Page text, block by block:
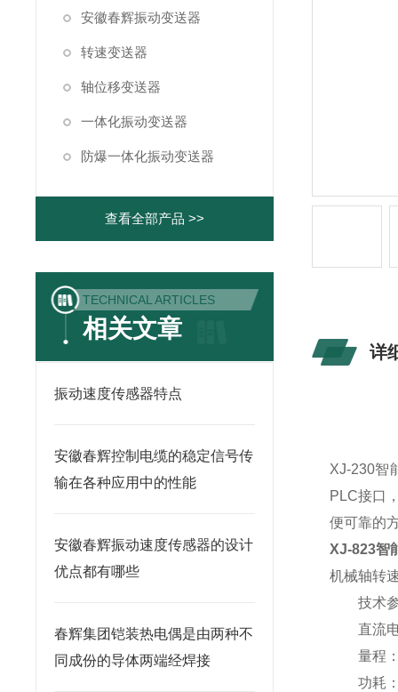
安徽春辉振动变送器
转速变送器
轴位移变送器
一体化振动变送器
防爆一体化振动变送器
查看全部产品 >>
TECHNICAL ARTICLES
相关文章
振动速度传感器特点
安徽春辉控制电缆的稳定信号传
输在各种应用中的性能
安徽春辉振动速度传感器的设计
优点都有哪些
春辉集团铠装热电偶是由两种不
同成份的导体两端经焊接
详
XJ-230智
PLC接口
便可靠的
XJ-823智
机械轴转
技术参
直流电
量程：0
功耗：